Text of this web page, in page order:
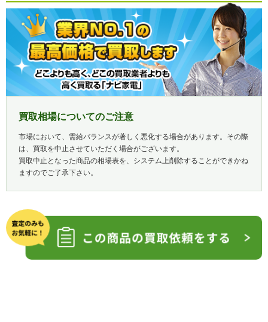
買取相場についてのご注意
市場において、需給バランスが著しく悪化する場合があります。その際
は、買取を中止させていただく場合がございます。
買取中止となった商品の相場表を、システム上削除することができかね
ますのでご了承下さい。